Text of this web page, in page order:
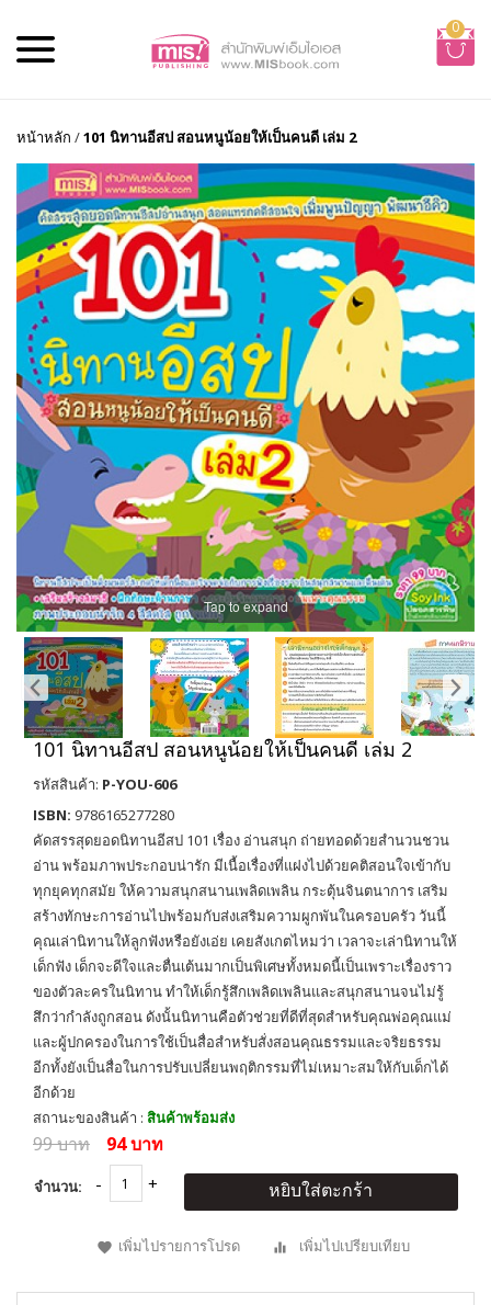
0
หน้าหลัก /101 นิทานอีสป สอนหนูน้อยให้เป็นคนดี เล่ม 2
Tap to expand
101 นิทานอีสป สอนหนูน้อยให้เป็นคนดี เล่ม 2
รหัสสินค้า: P-YOU-606
ISBN: 9786165277280
คัดสรรสุดยอดนิทานอีสป 101 เรื่อง อ่านสนุก ถ่ายทอดด้วยสำนวนชวน
อ่าน พร้อมภาพประกอบน่ารัก มีเนื้อเรื่องที่แฝงไปด้วยคติสอนใจเข้ากับ
ทุกยุคทุกสมัย ให้ความสนุกสนานเพลิดเพลิน กระตุ้นจินตนาการ เสริม
สร้างทักษะการอ่านไปพร้อมกับส่งเสริมความผูกพันในครอบครัว วันนี้
คุณเล่านิทานให้ลูกฟังหรือยังเอ่ย เคยสังเกตไหมว่า เวลาจะเล่านิทานให้
เด็กฟัง เด็กจะดีใจและตื่นเต้นมากเป็นพิเศษทั้งหมดนี้เป็นเพราะเรื่องราว
ของตัวละครในนิทาน ทำให้เด็กรู้สึกเพลิดเพลินและสนุกสนานจนไม่รู้
สึกว่ากำลังถูกสอน ดังนั้นนิทานคือตัวช่วยที่ดีที่สุดสำหรับคุณพ่อคุณแม่
และผู้ปกครองในการใช้เป็นสื่อสำหรับสั่งสอนคุณธรรมและจริยธรรม
อีกทั้งยังเป็นสื่อในการปรับเปลี่ยนพฤติกรรมที่ไม่เหมาะสมให้กับเด็กได้
อีกด้วย
สถานะของสินค้า : สินค้าพร้อมส่ง
99 บาท 94 บาท
จำนวน: หยิบใส่ตะกร้า
เพิ่มไปรายการโปรด เพิ่มไปเปรียบเทียบ